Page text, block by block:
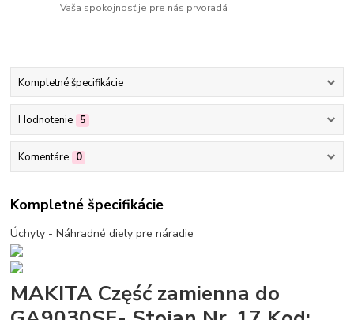
Vaša spokojnosť je pre nás prvoradá
Kompletné špecifikácie
Hodnotenie 5
Komentáre 0
Kompletné špecifikácie
Úchyty - Náhradné diely pre náradie
MAKITA Część zamienna do